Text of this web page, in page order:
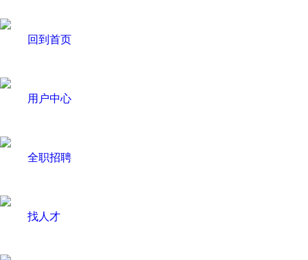
回到首页
用户中心
全职招聘
找人才